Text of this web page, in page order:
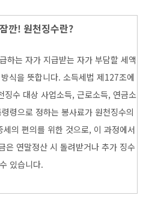
깐! 원천징수란?
하는 자가 지급받는 자가 부담할 세액
식을 뜻합니다. 소득세법 제127조에
징수 대상 사업소득, 근로소득, 연금소
령으로 정하는 봉사료가 원천징수의
의 편의를 위한 것으로, 이 과정에서
은 연말정산 시 돌려받거나 추가 징수
있습니다.